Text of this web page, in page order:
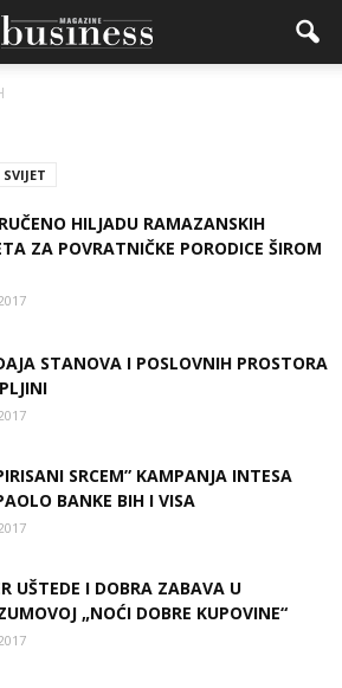
SVIJET
HILJADU RAMAZANSKIH
ZA POVRATNIČKE PORODICE ŠIROM
STANOVA I POSLOVNIH PROSTORA
SRCEM” KAMPANJA INTESA
BANKE BIH I VISA
UŠTEDE I DOBRA ZABAVA U
„NOĆI DOBRE KUPOVINE“